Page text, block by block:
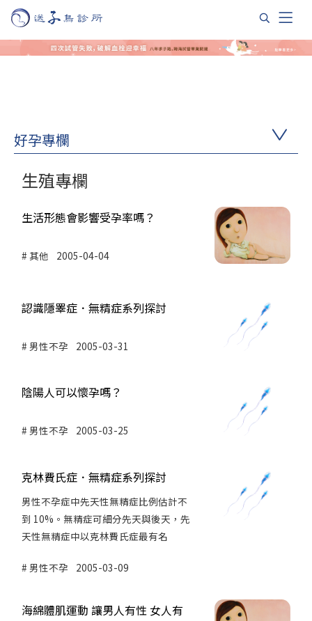
好孕專欄
生殖專欄
生活形態會影響受孕率嗎？
其他 2005-04-04
認識隱睪症．無精症系列探討
男性不孕 2005-03-31
陰陽人可以懷孕嗎？
男性不孕 2005-03-25
克林費氏症．無精症系列探討
男性不孕症中先天性無精症比例估計不
到 10%。無精症可細分先天與後天，先
天性無精症中以克林費氏症最有名
男性不孕 2005-03-09
海綿體肌運動 讓男人有性 女人有